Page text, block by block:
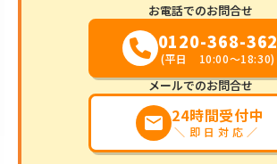
お電話でのお問合せ
0120-368-362
(平日 10:00～18:30)
メールでのお問合せ
markunread 24時間受付中
＼即日対応／